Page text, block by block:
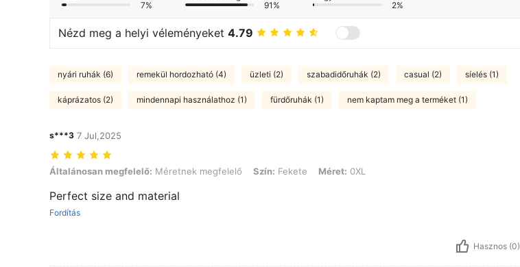
7%
91%
2%
Nézd meg a helyi véleményeket 4.79
nyári ruhák (6) remekül hordozható (4) üzleti (2) szabadidőruhák (2) casual (2) síelés (1)
káprázatos (2) mindennapi használathoz (1) fürdőruhák (1) nem kaptam meg a terméket (1)
s***3 7 Jul,2025
Általánosan megfelelő: Méretnek megfelelő, Szín: Fekete, Méret: 0XL
Általánosan megfelelő: Méretnek megfelelő Szín: Fekete Méret: 0XL
Perfect size and material
Fordítás
Hasznos (0)